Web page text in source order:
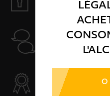
Payer en toute
AIDE
Nos conseillers
SÉLECTION &
Des produits